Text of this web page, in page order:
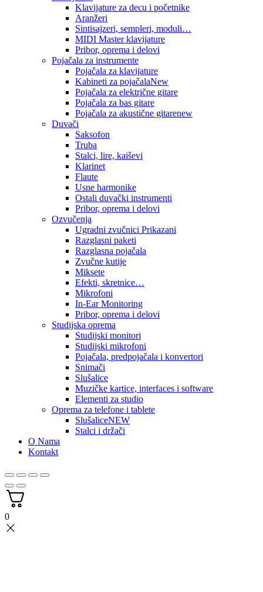
Klavijature za decu i početnike
Aranžeri
Sintisajzeri, sempleri, moduli…
MIDI Master klavijature
Pribor, oprema i delovi
Pojačala za instrumente
Pojačala za klavijature
Kabineti za pojačalaNew
Pojačala za električne gitare
Pojačala za bas gitare
Pojačala za akustične gitarenew
Duvači
Saksofon
Truba
Stalci, lire, kaiševi
Klarinet
Flaute
Usne harmonike
Ostali duvački instrumenti
Pribor, oprema i delovi
Ozvučenja
Ugradni zvučnici Prikazani
Razglasni paketi
Razglasna pojačala
Zvučne kutije
Miksete
Efekti, skretnice…
Mikrofoni
In-Ear Monitoring
Pribor, oprema i delovi
Studijska oprema
Studijski monitori
Studijski mikrofoni
Pojačala, predpojačala i konvertori
Snimači
Slušalice
Muzičke kartice, interfaces i software
Elementi za studio
Oprema za telefone i tablete
SlušaliceNEW
Stalci i držači
O Nama
Kontakt
0